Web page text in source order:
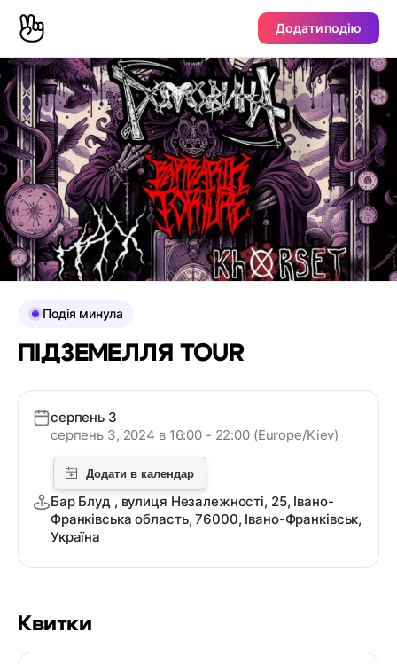
Додати подію
Квитки
Подія минула
ПІДЗЕМЕЛЛЯ TOUR
серпень 3
серпень 3, 2024 в 16:00 - 22:00 (Europe/Kiev)
Бар Блуд , вулиця Незалежності, 25, Івано-
Франківська область, 76000, Івано-Франківськ,
Україна